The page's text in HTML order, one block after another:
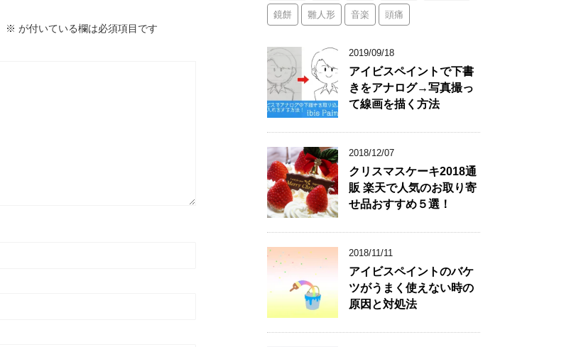
※ が付いている欄は必須項目です
鏡餅 雛人形 音楽 頭痛
2019/09/18
アイビスペイントで下書
きをアナログ→写真撮っ
て線画を描く方法
2018/12/07
クリスマスケーキ2018通
販 楽天で人気のお取り寄
せ品おすすめ５選！
2018/11/11
アイビスペイントのバケ
ツがうまく使えない時の
原因と対処法